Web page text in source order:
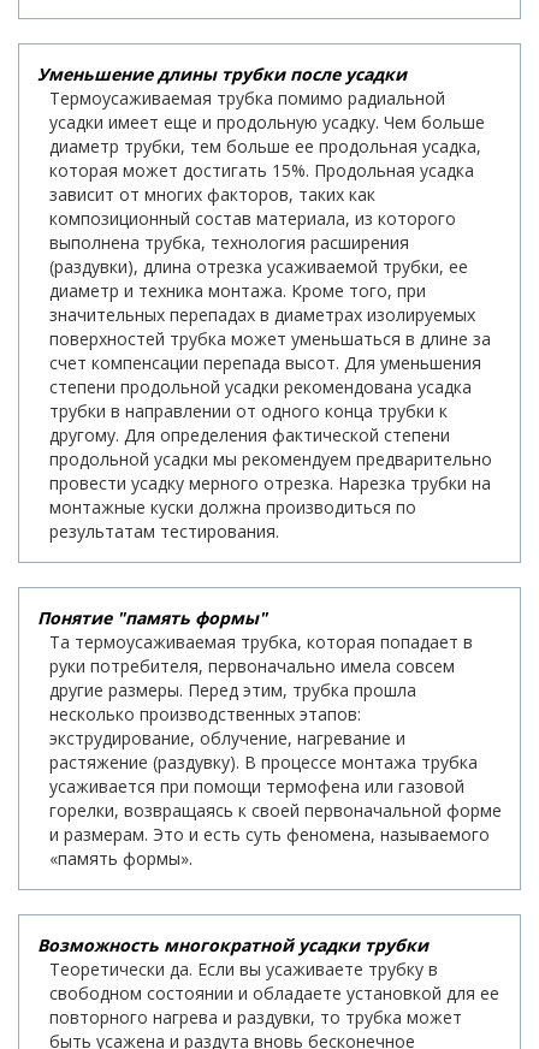
Уменьшение длины трубки после усадки
Термоусаживаемая трубка помимо радиальной
усадки имеет еще и продольную усадку. Чем больше
диаметр трубки, тем больше ее продольная усадка,
которая может достигать 15%. Продольная усадка
зависит от многих факторов, таких как
композиционный состав материала, из которого
выполнена трубка, технология расширения
(раздувки), длина отрезка усаживаемой трубки, ее
диаметр и техника монтажа. Кроме того, при
значительных перепадах в диаметрах изолируемых
поверхностей трубка может уменьшаться в длине за
счет компенсации перепада высот. Для уменьшения
степени продольной усадки рекомендована усадка
трубки в направлении от одного конца трубки к
другому. Для определения фактической степени
продольной усадки мы рекомендуем предварительно
провести усадку мерного отрезка. Нарезка трубки на
монтажные куски должна производиться по
результатам тестирования.
Понятие "память формы"
Та термоусаживаемая трубка, которая попадает в
руки потребителя, первоначально имела совсем
другие размеры. Перед этим, трубка прошла
несколько производственных этапов:
экструдирование, облучение, нагревание и
растяжение (раздувку). В процессе монтажа трубка
усаживается при помощи термофена или газовой
горелки, возвращаясь к своей первоначальной форме
и размерам. Это и есть суть феномена, называемого
«память формы».
Возможность многократной усадки трубки
Теоретически да. Если вы усаживаете трубку в
свободном состоянии и обладаете установкой для ее
повторного нагрева и раздувки, то трубка может
быть усажена и раздута вновь бесконечное